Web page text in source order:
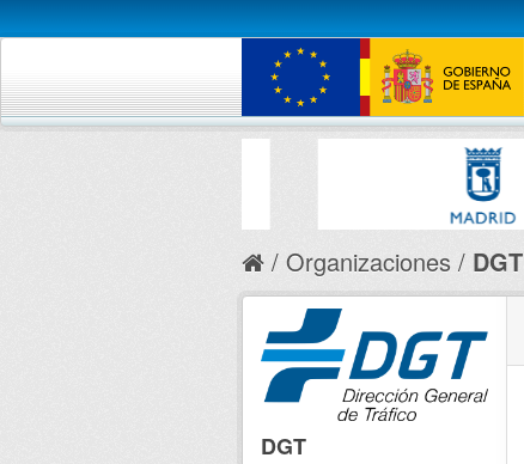
Organizaciones DGT
DGT